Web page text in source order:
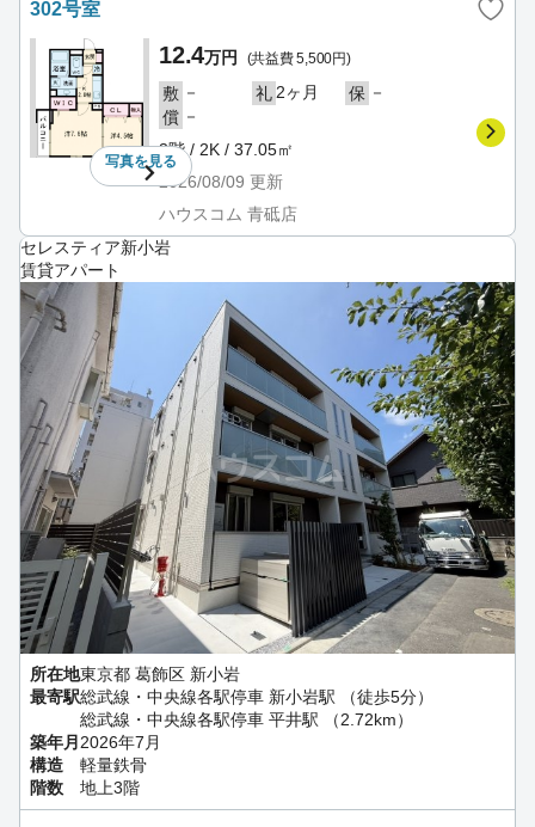
302号室
写真を見る
12.4万円 (共益費 5,500円)
敷 － 礼2ヶ月 保 －
償 －
3階 / 2K / 37.05㎡
2026/08/09 更新
ハウスコム 青砥店
セレスティア新小岩
賃貸アパート
所在地東京都 葛飾区 新小岩
最寄駅総武線・中央線各駅停車 新小岩駅 （徒歩5分）
総武線・中央線各駅停車 平井駅 （2.72km）
築年月 2026年7月
構造
軽量鉄骨
階数
地上3階